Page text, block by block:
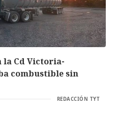
la Cd Victoria-
combustible sin
REDACCIÓN TYT